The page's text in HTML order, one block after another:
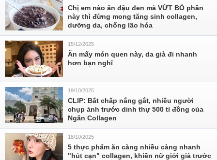
Chị em nào ăn đậu đen mà VỨT BỎ phần
này thì đừng mong tăng sinh collagen,
dưỡng da, chống lão hóa
15/12/2025
Ăn mấy món quen này, da già đi nhanh
hơn bạn nghĩ
19/10/2025
CLIP: Bất chấp nắng gắt, nhiều người
chụp ảnh trước dinh thự 500 tỉ đồng của
Ngân Collagen
18/10/2025
5 thực phẩm ăn càng nhiều càng nhanh
"hút cạn" collagen, khiến nữ giới già trước